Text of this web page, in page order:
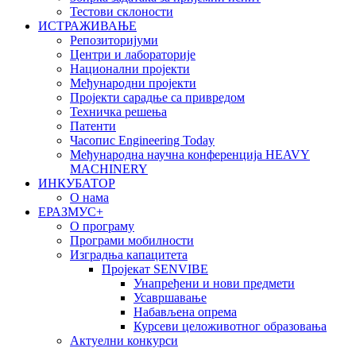
Тестови склоности
ИСТРАЖИВАЊЕ
Репозиторијуми
Центри и лабораторије
Национални пројекти
Међународни пројекти
Пројекти сарадње са привредом
Техничка решења
Патенти
Часопис Engineering Today
Међународна научна конференција HEAVY
MACHINERY
ИНКУБАТОР
О нама
EРАЗМУС+
О програму
Програми мобилности
Изградња капацитета
Пројекат SENVIBE
Унапређени и нови предмети
Усавршавање
Набављена опрема
Курсеви целоживотног образовања
Актуелни конкурси